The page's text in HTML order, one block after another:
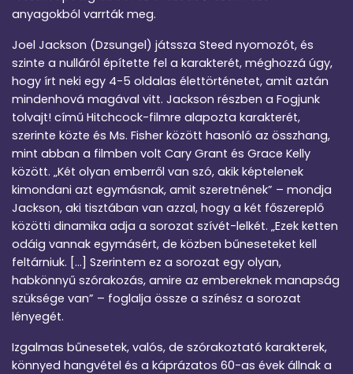
anyagokból varrták meg.
Joel Jackson (Dzsungel) játssza Steed nyomozót, és
szinte a nulláról építette fel a karakterét, méghozzá úgy,
hogy írt neki egy 4-5 oldalas élettörténetet, amit aztán
mindenhová magával vitt. Jackson részben a Fogjunk
tolvajt! című Hitchcock-filmre alapozta karakterét,
szerinte közte és Ms. Fisher között hasonló az összhang,
mint abban a filmben volt Cary Grant és Grace Kelly
között. „Két olyan emberről van szó, akik képtelenek
kimondani azt egymásnak, amit szeretnének” – mondja
Jackson, aki tisztában van azzal, hogy a két főszereplő
közötti dinamika adja a sorozat szívét-lelkét. „Ezek ketten
odáig vannak egymásért, de közben bűneseteket kell
feltárniuk. […] Szerintem ez a sorozat egy olyan,
habkönnyű szórakozás, amire az embereknek manapság
szüksége van” – foglalja össze a színész a sorozat
lényegét.
Izgalmas bűnesetek, valós, de szórakoztató karakterek,
könnyed hangvétel és a káprázatos 60-as évek állnak a